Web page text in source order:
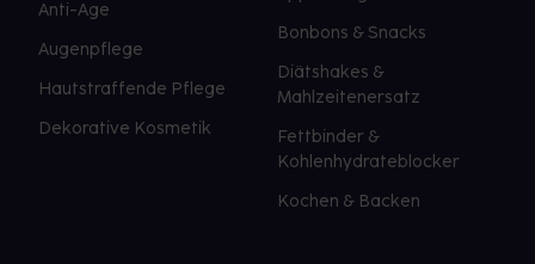
Anti-Age
Augenpflege
Hautstraffende Pflege
Dekorative Kosmetik
Bonbons & Snacks
Diätshakes &
Mahlzeitenersatz
Fettbinder &
Kohlenhydrateblocker
Kochen & Backen